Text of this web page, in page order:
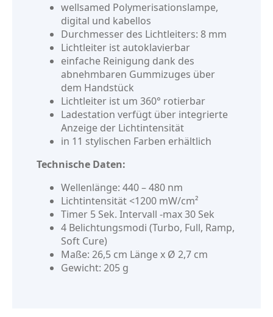
wellsamed Polymerisationslampe,
digital und kabellos
Durchmesser des Lichtleiters: 8 mm
Lichtleiter ist autoklavierbar
einfache Reinigung dank des
abnehmbaren Gummizuges über
dem Handstück
Lichtleiter ist um 360° rotierbar
Ladestation verfügt über integrierte
Anzeige der Lichtintensität
in 11 stylischen Farben erhältlich
Technische Daten:
Wellenlänge: 440 – 480 nm
Lichtintensität <1200 mW/cm²
Timer 5 Sek. Intervall -max 30 Sek
4 Belichtungsmodi (Turbo, Full, Ramp,
Soft Cure)
Maße: 26,5 cm Länge x Ø 2,7 cm
Gewicht: 205 g